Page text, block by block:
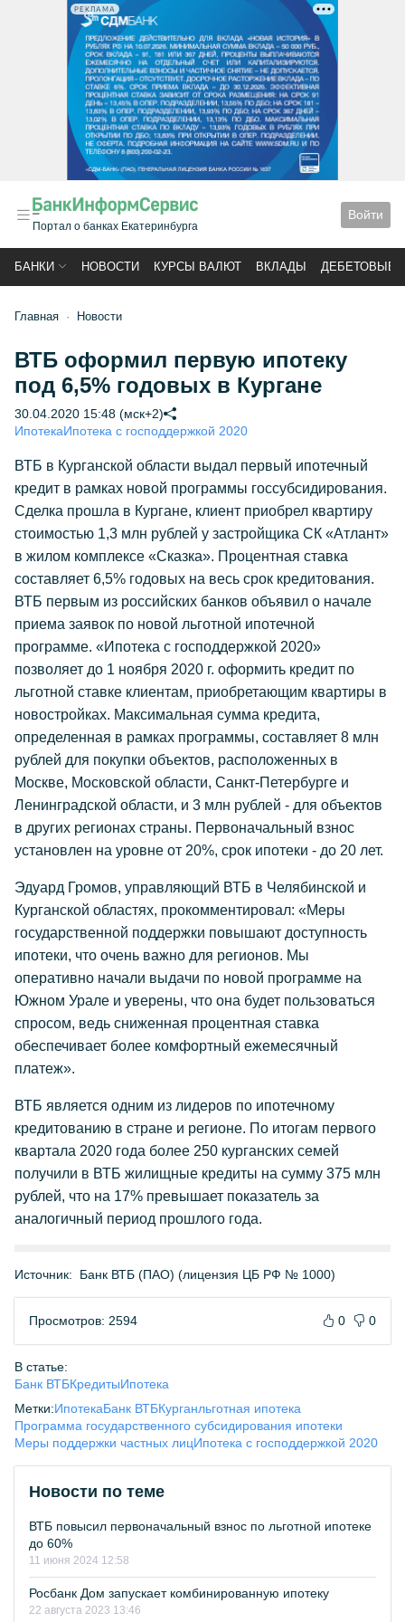
РЕКЛАМА
Портал о банках Екатеринбурга
Войти
БАНКИ НОВОСТИ КУРСЫ ВАЛЮТ ВКЛАДЫ ДЕБЕТОВЫЕ
Главная Новости
ВТБ оформил первую ипотеку
под 6,5% годовых в Кургане
30.04.2020 15:48 (мск+2)
ИпотекаИпотека с господдержкой 2020
ВТБ в Курганской области выдал первый ипотечный
кредит в рамках новой программы госсубсидирования.
Сделка прошла в Кургане, клиент приобрел квартиру
стоимостью 1,3 млн рублей у застройщика СК «Атлант»
в жилом комплексе «Сказка». Процентная ставка
составляет 6,5% годовых на весь срок кредитования.
ВТБ первым из российских банков объявил о начале
приема заявок по новой льготной ипотечной
программе. «Ипотека с господдержкой 2020»
позволяет до 1 ноября 2020 г. оформить кредит по
льготной ставке клиентам, приобретающим квартиры в
новостройках. Максимальная сумма кредита,
определенная в рамках программы, составляет 8 млн
рублей для покупки объектов, расположенных в
Москве, Московской области, Санкт-Петербурге и
Ленинградской области, и 3 млн рублей - для объектов
в других регионах страны. Первоначальный взнос
установлен на уровне от 20%, срок ипотеки - до 20 лет.
Эдуард Громов, управляющий ВТБ в Челябинской и
Курганской областях, прокомментировал: «Меры
государственной поддержки повышают доступность
ипотеки, что очень важно для регионов. Мы
оперативно начали выдачи по новой программе на
Южном Урале и уверены, что она будет пользоваться
спросом, ведь сниженная процентная ставка
обеспечивает более комфортный ежемесячный
платеж».
ВТБ является одним из лидеров по ипотечному
кредитованию в стране и регионе. По итогам первого
квартала 2020 года более 250 курганских семей
получили в ВТБ жилищные кредиты на сумму 375 млн
рублей, что на 17% превышает показатель за
аналогичный период прошлого года.
Источник: Банк ВТБ (ПАО) (лицензия ЦБ РФ № 1000)
Просмотров: 2594 0 0
В статье:
Банк ВТБКредитыИпотека
Метки:ИпотекаБанк ВТБКурганльготная ипотека
Программа государственного субсидирования ипотеки
Меры поддержки частных лицИпотека с господдержкой 2020
Новости по теме
ВТБ повысил первоначальный взнос по льготной ипотеке
до 60%
11 июня 2024 12:58
Росбанк Дом запускает комбинированную ипотеку
22 августа 2023 13:46